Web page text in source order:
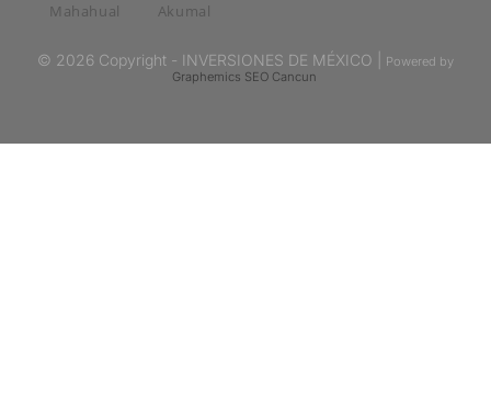
Mahahual
Akumal
© 2026 Copyright - INVERSIONES DE MÉXICO |
Powered by
Graphemics SEO Cancun